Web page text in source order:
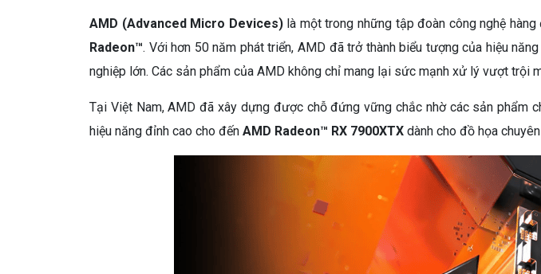
AMD (Advanced Micro Devices)là một trong những tập đoàn công nghệ
Radeon™. Với hơn 50 năm phát triển, AMD đã trở thành biểu tượng của hiệu
nghiệp lớn. Các sản phẩm của AMD không chỉ mang lại sức mạnh xử lý vượt trội
Tại Việt Nam, AMD đã xây dựng được chỗ đứng vững chắc nhờ các sản phẩm
hiệu năng đỉnh cao cho đến AMD Radeon™ RX 7900XTX dành cho đồ họa